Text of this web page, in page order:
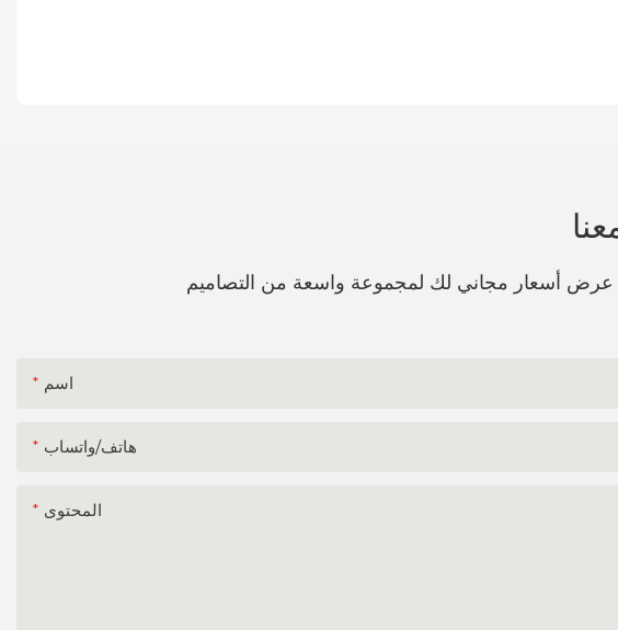
عرض أسعار مجاني لك لمجموعة واسعة من التصاميم
اسم
هاتف/واتساب
المحتوى